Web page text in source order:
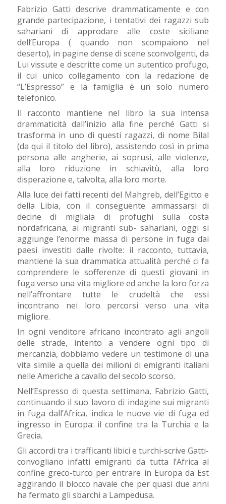
Fabrizio Gatti descrive drammaticamente e con
grande partecipazione, i tentativi dei ragazzi sub
sahariani di approdare alle coste siciliane
dell’Europa ( quando non scompaiono nel
deserto), in pagine dense di scene sconvolgenti, da
Lui vissute e descritte come un autentico profugo,
il cui unico collegamento con la redazione de
“L’Espresso” e la famiglia è un solo numero
telefonico.
Il racconto mantiene nel libro la sua intensa
drammaticità dall’inizio alla fine perché Gatti si
trasforma in uno di questi ragazzi, di nome Bilal
(da qui il titolo del libro), assistendo così in prima
persona alle angherie, ai soprusi, alle violenze,
alla loro riduzione in schiavitù, alla loro
disperazione e, talvolta, alla loro morte.
Alla luce dei fatti recenti del Mahgreb, dell’Egitto e
della Libia, con il conseguente ammassarsi di
decine di migliaia di profughi sulla costa
nordafricana, ai migranti sub- sahariani, oggi si
aggiunge l’enorme massa di persone in fuga dai
paesi investiti dalle rivolte: il racconto, tuttavia,
mantiene la sua drammatica attualità perché ci fa
comprendere le sofferenze di questi giovani in
fuga verso una vita migliore ed anche la loro forza
nell’affrontare tutte le crudeltà che essi
incontrano nei loro percorsi verso una vita
migliore.
In ogni venditore africano incontrato agli angoli
delle strade, intento a vendere ogni tipo di
mercanzia, dobbiamo vedere un testimone di una
vita simile a quella dei milioni di emigranti italiani
nelle Americhe a cavallo del secolo scorso.
Nell’Espresso di questa settimana, Fabrizio Gatti,
continuando il suo lavoro di indagine sui migranti
in fuga dall’Africa, indica le nuove vie di fuga ed
ingresso in Europa: il confine tra la Turchia e la
Grecia.
Gli accordi tra i trafficanti libici e turchi-scrive Gatti-
convogliano infatti emigranti da tutta l’Africa al
confine greco-turco per entrare in Europa da Est
aggirando il blocco navale che per quasi due anni
ha fermato gli sbarchi a Lampedusa.